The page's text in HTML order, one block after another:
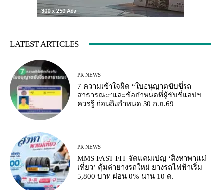
LATEST ARTICLES
PR NEWS
7 ความเข้าใจผิด “ใบอนุญาตขับขี่รถ
สาธารณะ”และข้อกำหนดที่ผู้ขับขี่แอปฯ
ควรรู้ ก่อนถึงกำหนด 30 ก.ย.69
PR NEWS
MMS FAST FIT จัดแคมเปญ ‘สิงหาพาแม่
เที่ยว’ คุ้มค่ายางรถใหม่ ยางรถไฟฟ้าเริ่ม
5,800 บาท ผ่อน 0% นาน 10 ด.